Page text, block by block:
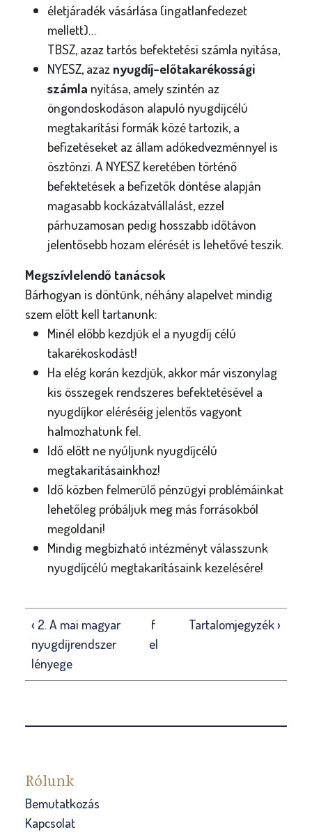
életjáradék vásárlása (ingatlanfedezet
mellett)…
TBSZ, azaz tartós befektetési számla nyitása,
NYESZ, azaz nyugdíj-előtakarékossági
számla nyitása, amely szintén az
öngondoskodáson alapuló nyugdíjcélú
megtakarítási formák közé tartozik, a
befizetéseket az állam adókedvezménnyel is
ösztönzi. A NYESZ keretében történő
befektetések a befizetők döntése alapján
magasabb kockázatvállalást, ezzel
párhuzamosan pedig hosszabb időtávon
jelentősebb hozam elérését is lehetővé teszik.
Megszívlelendő tanácsok
Bárhogyan is döntünk, néhány alapelvet mindig
szem előtt kell tartanunk:
Minél előbb kezdjük el a nyugdíj célú
takarékoskodást!
Ha elég korán kezdjük, akkor már viszonylag
kis összegek rendszeres befektetésével a
nyugdíjkor eléréséig jelentős vagyont
halmozhatunk fel.
Idő előtt ne nyúljunk nyugdíjcélú
megtakarításainkhoz!
Idő közben felmerülő pénzügyi problémáinkat
lehetőleg próbáljuk meg más forrásokból
megoldani!
Mindig megbízható intézményt válasszunk
nyugdíjcélú megtakarításaink kezelésére!
‹ 2. A mai magyar
nyugdíjrendszer
lényege
f
el
Tartalomjegyzék ›
Rólunk
Bemutatkozás
Kapcsolat